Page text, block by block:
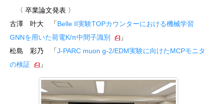
〈 卒業論文発表 〉
古澤 叶大 「Belle II実験TOPカウンターにおける機械学習
GNNを用いた荷電K/π中間子識別
」
松島 彩乃 「J-PARC muon g-2/EDM実験に向けたMCPモニタ
の検証
」